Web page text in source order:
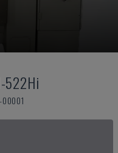
522Hi
00001